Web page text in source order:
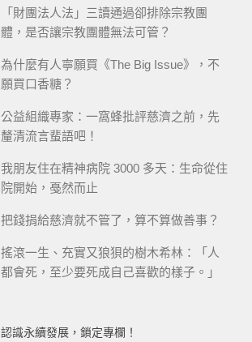
「財團法人法」三讀通過卻排除宗教團
體，是否讓宗教團體無法可管？
為什麼有人寧願買《The Big Issue》，不
願買口香糖？
公益組織專家：一窩蜂批評慈濟之前，先
釐清流言蜚語吧！
我朋友住在精神病院 3000 多天：生命從住
院開始，戞然而止
把錢捐給慈濟就不管了，算不算做善事？
搖滾一生、充實又狼狽的樹木希林：「人
都會死，至少要死成自己喜歡的樣子。」
認識永續發展，鎖定專欄！